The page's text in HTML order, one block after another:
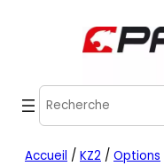
Recherche
Accueil / KZ2 / Options